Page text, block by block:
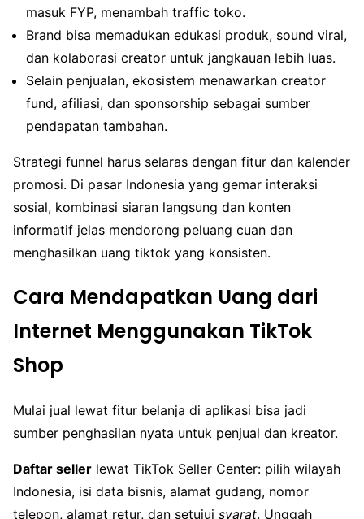
masuk FYP, menambah traffic toko.
Brand bisa memadukan edukasi produk, sound viral,
dan kolaborasi creator untuk jangkauan lebih luas.
Selain penjualan, ekosistem menawarkan creator
fund, afiliasi, dan sponsorship sebagai sumber
pendapatan tambahan.
Strategi funnel harus selaras dengan fitur dan kalender
promosi. Di pasar Indonesia yang gemar interaksi
sosial, kombinasi siaran langsung dan konten
informatif jelas mendorong peluang cuan dan
menghasilkan uang tiktok yang konsisten.
Cara Mendapatkan Uang dari
Internet Menggunakan TikTok
Shop
Mulai jual lewat fitur belanja di aplikasi bisa jadi
sumber penghasilan nyata untuk penjual dan kreator.
Daftar seller lewat TikTok Seller Center: pilih wilayah
Indonesia, isi data bisnis, alamat gudang, nomor
telepon, alamat retur, dan setujui syarat. Unggah